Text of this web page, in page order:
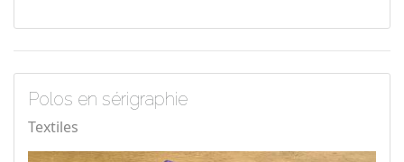
Polos en sérigraphie
Textiles